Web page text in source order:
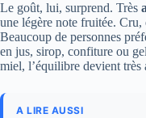
Le goût, lui, surprend. Très
une légère note fruitée.
Beaucoup de personnes
en jus, sirop, confiture ou
miel, l’équilibre devient très
A LIRE AUSSI